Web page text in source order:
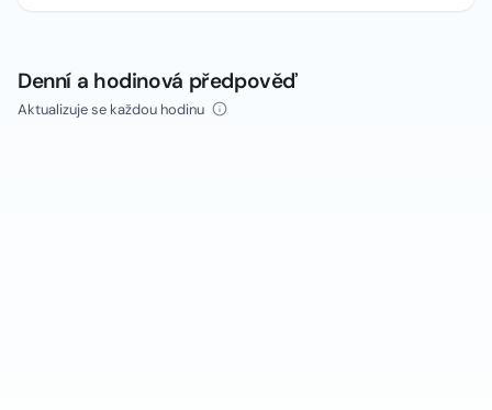
Denní a hodinová předpověď
Aktualizuje se každou hodinu